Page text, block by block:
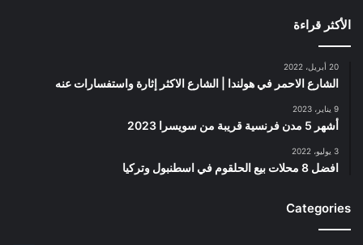
الأكثر قراءة
20 أبريل، 2022
الشارع الاحمر في هولندا | الشارع الاكثر إثارة واستفسارات عنه
9 يناير، 2023
أشهر 5 مدن فرنسية قريبة من سويسرا 2023
3 يوليو، 2022
افضل 8 محلات بيع الحلقوم في اسطنبول وتركيا
Categories